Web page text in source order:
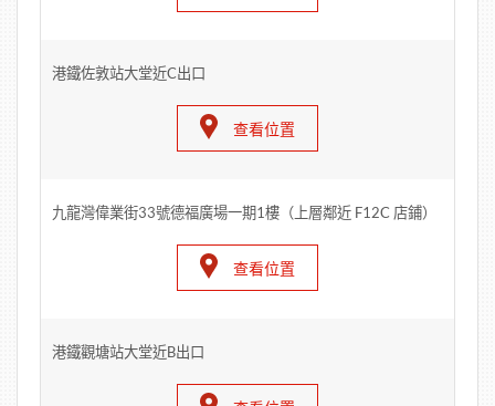
港鐵佐敦站大堂近C出口
查看位置
九龍灣偉業街33號德福廣場一期1樓（上層鄰近 F12C 店鋪）
查看位置
港鐵觀塘站大堂近B出口